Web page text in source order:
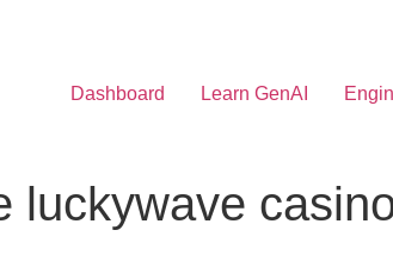
Dashboard Learn GenAI
luckywave